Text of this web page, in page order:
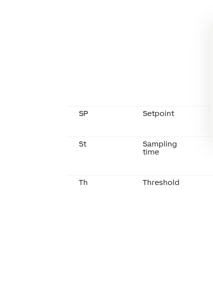
SP Setpoint
St
Sampling
time
Th Threshold